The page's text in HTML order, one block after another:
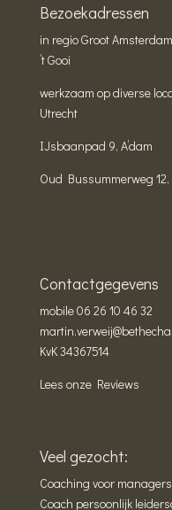
Bezoekadressen
in regio Groot
’t Gooi
werkzaam op diverse
Utrecht
IJsbaanpad 9, A’dam
Oud Bussummerweg
Contactgegevens
mobile06 26 10 46 32
KvK 34367514
Lees onze Reviews
Veel gezocht:
Coaching voor managers
Coach persoonlijk